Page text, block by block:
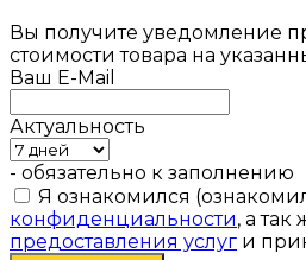
Вы получите уведомление
стоимости товара на
Ваш E-Mail
Актуальность
- обязательно к заполнению
Я ознакомился
конфиденциальности, а так
предоставления услуг и